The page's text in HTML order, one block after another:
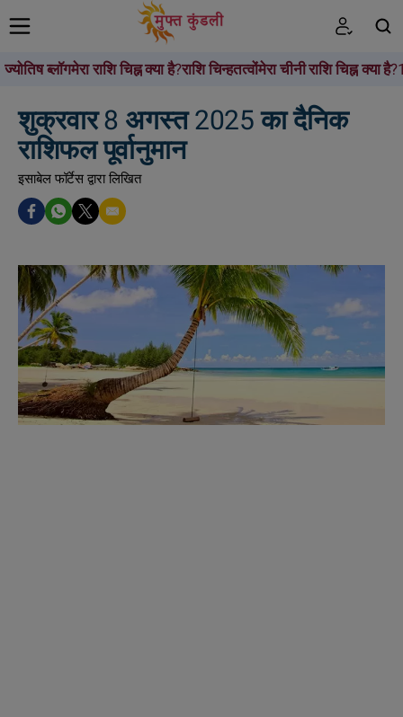
ज्योतिष ब्लॉगमेरा राशि चिह्न क्या है?राशि चिन्हतत्वोंमेरा चीनी राशि चिह्न क्या है?
खोजें
शुक्रवार 8 अगस्त 2025 का दैनिक
राशिफल पूर्वानुमान
इसाबेल फॉर्टेस द्वारा लिखित